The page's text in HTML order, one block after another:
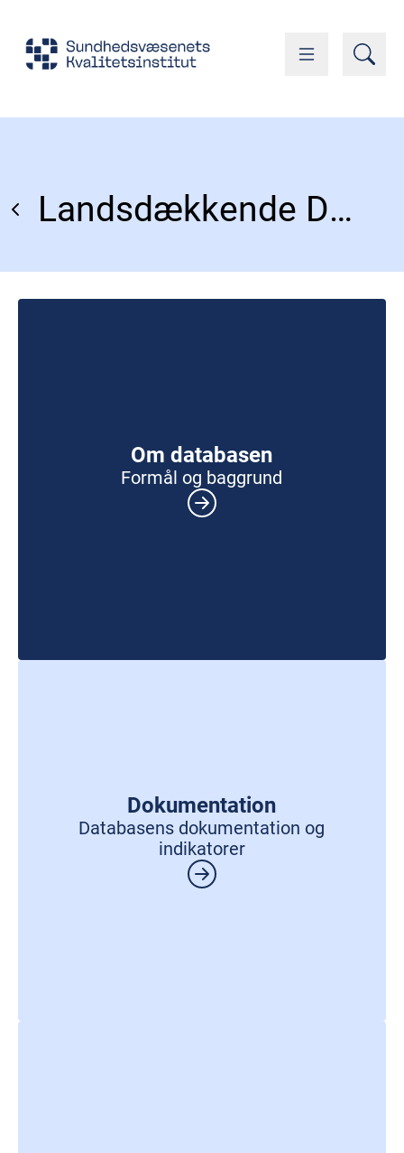
Landsdækkende Database for Børn og Unges Sundhed - under opbygning
Om databasen
Formål og baggrund
Dokumentation
Databasens dokumentation og
indikatorer